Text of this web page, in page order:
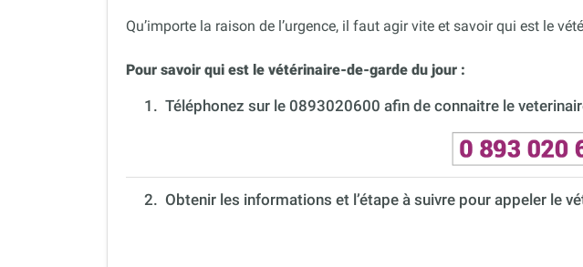
Qu’importe la raison de l’urgence, il faut agir vite et savoir qui est le
Pour savoir qui est le vétérinaire-de-garde du jour :
1. Téléphonez sur le 0893020600 afin de connaitre le
2. Obtenir les informations et l’étape à suivre pour appeler le